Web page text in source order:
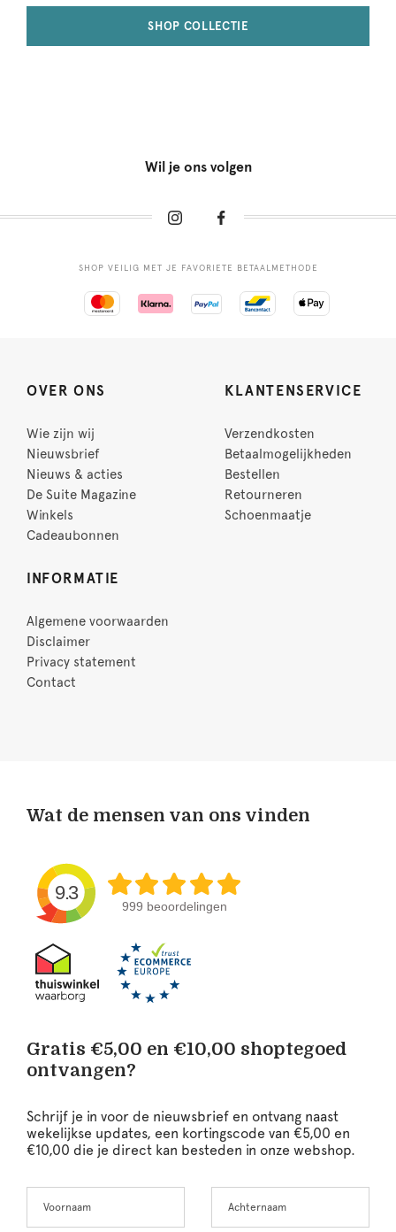
SHOP COLLECTIE
Wil je ons volgen
SHOP VEILIG MET JE FAVORIETE BETAALMETHODE
OVER ONS
Wie zijn wij
Nieuwsbrief
Nieuws & acties
De Suite Magazine
Winkels
Cadeaubonnen
KLANTENSERVICE
Verzendkosten
Betaalmogelijkheden
Bestellen
Retourneren
Schoenmaatje
INFORMATIE
Algemene voorwaarden
Disclaimer
Privacy statement
Contact
Wat de mensen van ons vinden
9.3
999 beoordelingen
Gratis €5,00 en €10,00 shoptegoed
ontvangen?
Schrijf je in voor de nieuwsbrief en ontvang naast
wekelijkse updates, een kortingscode van €5,00 en
€10,00 die je direct kan besteden in onze webshop.
this